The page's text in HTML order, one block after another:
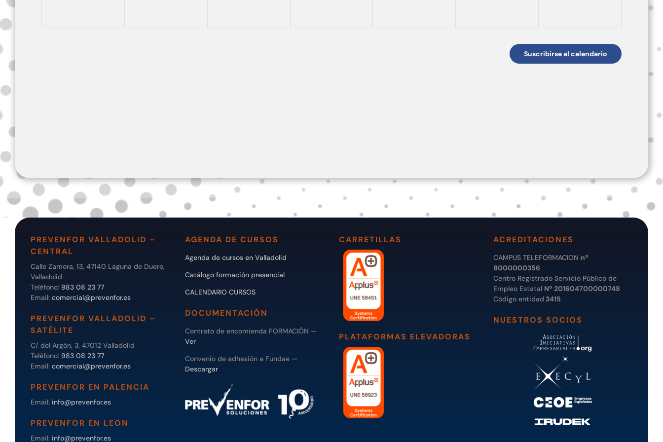
Suscribirse al calendario
PREVENFOR VALLADOLID –
CENTRAL
Calle Zamora, 13, 47140 Laguna de Duero,
Valladolid
Teléfono: 983 08 23 77
Email: comercial@prevenfor.es
PREVENFOR VALLADOLID –
SATÉLITE
C/ del Argón, 3, 47012 Valladolid
Teléfono: 983 08 23 77
Email: comercial@prevenfor.es
PREVENFOR EN PALENCIA
Email: info@prevenfor.es
PREVENFOR EN LEON
Email: info@prevenfor.es
AGENDA DE CURSOS
Agenda de cursos en Valladolid
Catálogo formación presencial
CALENDARIO CURSOS
DOCUMENTACIÓN
Contrato de encomienda FORMACIÓN —
Ver
Convenio de adhesión a Fundae —
Descargar
CARRETILLAS
PLATAFORMAS ELEVADORAS
ACREDITACIONES
CAMPUS TELEFORMACION nº
8000000356
Centro Registrado Servicio Público de
Empleo Estatal Nº 201604700000748
Código entidad 3415
NUESTROS SOCIOS